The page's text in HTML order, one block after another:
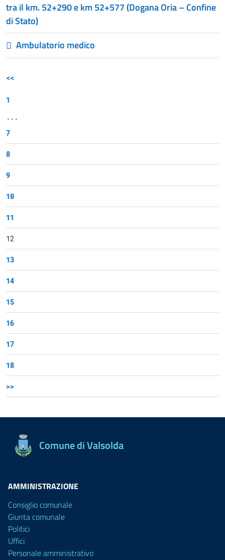
tra il km. 52+290 e km 52+577 (Dogana Oria – Confine
di Stato)
Ambulatorio medico
<<
1
...
7
8
9
10
11
12
13
14
15
16
17
18
>>
Comune di Valsolda
AMMINISTRAZIONE
Consiglio comunale
Giunta comunale
Politici
Uffici
Personale amministrativo